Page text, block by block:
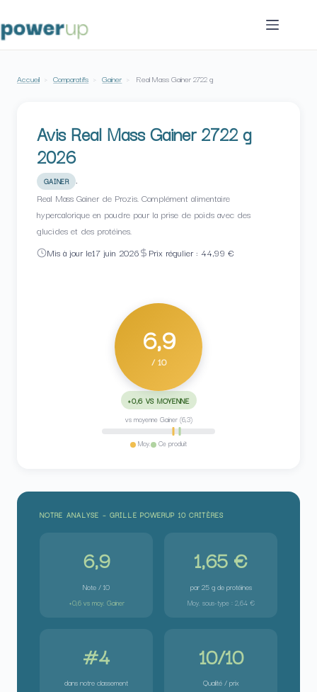
au
contenu
Accueil › Comparatifs › Gainer › Real Mass Gainer 2722 g
Avis Real Mass Gainer 2722 g
2026
GAINER
·
Real Mass Gainer de Prozis. Complément alimentaire
hypercalorique en poudre pour la prise de poids avec des
glucides et des protéines.
Mis à jour le17 juin 2026 Prix régulier : 44,99 €
6,9
/ 10
+0,6 VS MOYENNE
vs moyenne Gainer (6,3)
Moy. Ce produit
NOTRE ANALYSE – GRILLE POWERUP 10 CRITÈRES
6,9
Note / 10
+0,6 vs moy. Gainer
1,65 €
par 25 g de protéines
Moy. sous-type : 2,64 €
#4
dans notre classement
10/10
Qualité / prix